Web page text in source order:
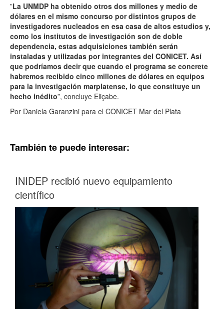
”La UNMDP ha obtenido otros dos millones y medio de
dólares en el mismo concurso por distintos grupos de
investigadores nucleados en esa casa de altos estudios y,
como los institutos de investigación son de doble
dependencia, estas adquisiciones también serán
instaladas y utilizadas por integrantes del CONICET. Así
que podríamos decir que cuando el programa se concrete
habremos recibido cinco millones de dólares en equipos
para la investigación marplatense, lo que constituye un
hecho inédito”, concluye Eliçabe.
Por Daniela Garanzini para el CONICET Mar del Plata
También te puede interesar:
INIDEP recibió nuevo equipamiento
científico